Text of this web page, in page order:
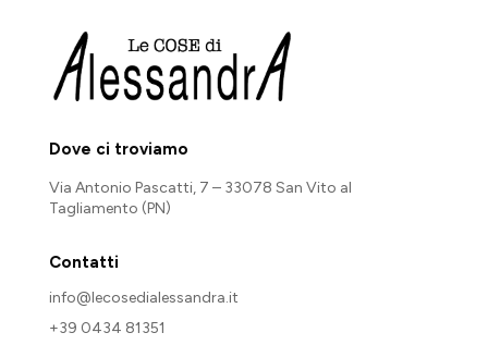
Dove ci troviamo
Via Antonio Pascatti, 7 – 33078 San Vito al
Tagliamento (PN)
Contatti
info@lecosedialessandra.it
+39 0434 81351